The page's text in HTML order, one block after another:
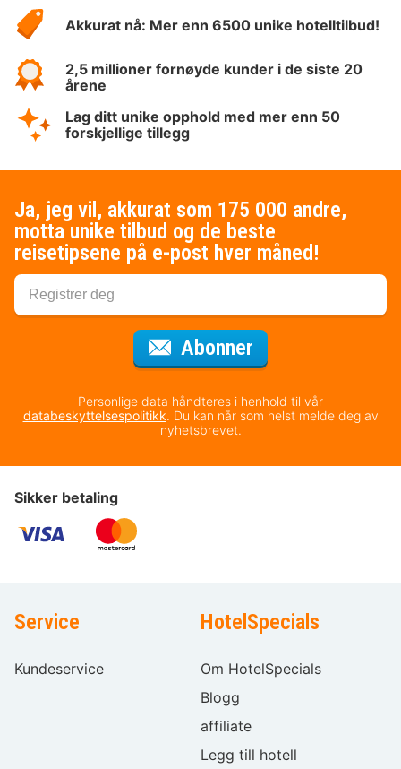
Akkurat nå: Mer enn 6500 unike hotelltilbud!
2,5 millioner fornøyde kunder i de siste 20
årene
Lag ditt unike opphold med mer enn 50
forskjellige tillegg
Ja, jeg vil, akkurat som 175 000 andre,
motta unike tilbud og de beste
reisetipsene på e-post hver måned!
Abonner
Personlige data håndteres i henhold til vår
databeskyttelsespolitikk. Du kan når som helst melde deg av
nyhetsbrevet.
Sikker betaling
Service
Kundeservice
HotelSpecials
Om HotelSpecials
Blogg
affiliate
Legg till hotell